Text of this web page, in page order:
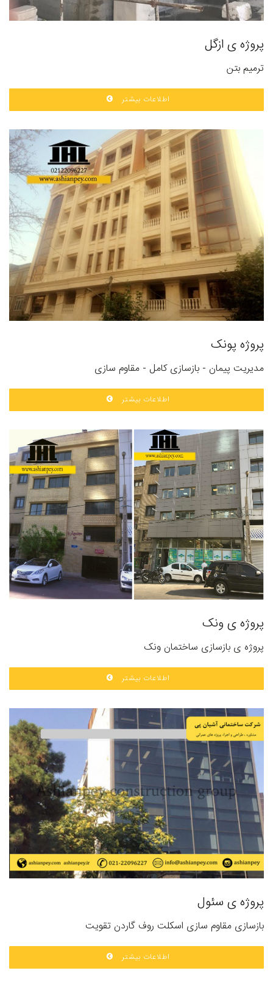
پروژه ی ازگل
ترمیم بتن
اطلاعات بیشتر
پروژه پونک
مدیریت پیمان - بازسازی کامل - مقاوم سازی
اطلاعات بیشتر
پروژه ی ونک
پروژه ی بازسازی ساختمان ونک
اطلاعات بیشتر
پروژه ی سئول
بازسازی مقاوم سازی اسکلت روف گاردن تقویت
اطلاعات بیشتر